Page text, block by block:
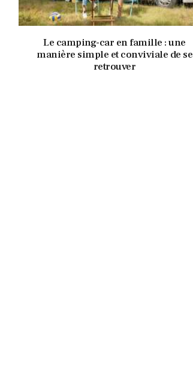
10 avril 2025 340Views
0Likes
Le camping-car en famille : une
manière simple et conviviale de se
retrouver